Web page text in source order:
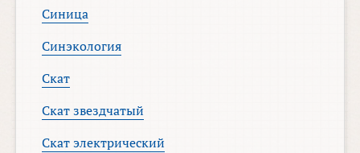
Синица
Синэкология
Скат
Скат звездчатый
Скат электрический